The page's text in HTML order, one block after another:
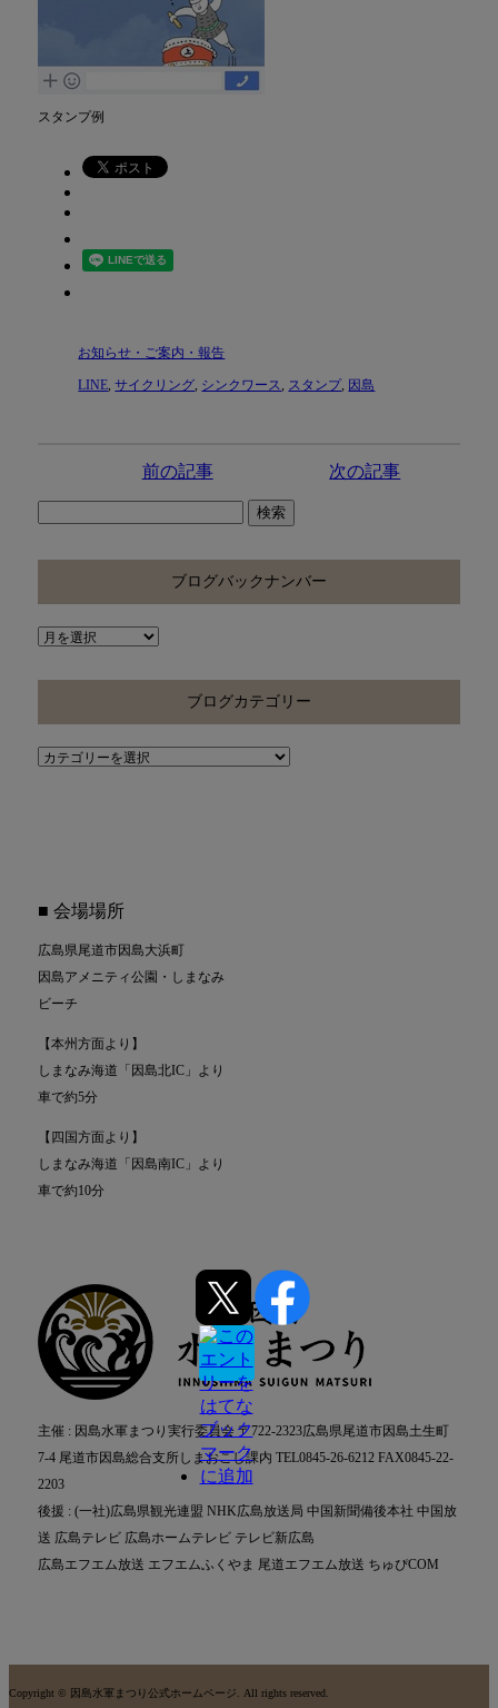
スタンプ例
お知らせ・ご案内・報告
LINE,サイクリング, シンクワース, スタンプ, 因島
前の記事
次の記事
ブログバックナンバー
ブ
グ
ッ
ク
ブログカテゴリー
ブ
ー
■ 会場場所
広島県尾道市因島大浜町
因島アメニティ公園・しまなみ
ビーチ
【本州方面より】
しまなみ海道「因島北IC」より
車で約5分
【四国方面より】
しまなみ海道「因島南IC」より
車で約10分
主催 : 因島水軍まつり実行委員会 〒722-2323広島県尾道市因島土生町
7-4 尾道市因島総合支所しまおこし課内 TEL0845-26-6212 FAX0845-22-
2203
後援 : (一社)広島県観光連盟 NHK広島放送局 中国新聞備後本社 中国放
送 広島テレビ 広島ホームテレビ テレビ新広島
広島エフエム放送 エフエムふくやま 尾道エフエム放送 ちゅぴCOM
Copyright © 因島水軍まつり公式ホームページ. All rights reserved.